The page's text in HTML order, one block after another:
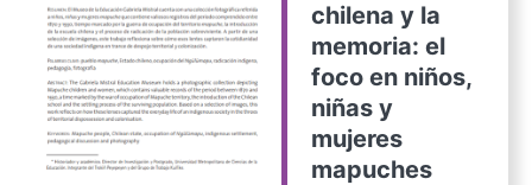
chilena y la
memoria: el
foco en niños,
niñas y
mujeres
mapuches